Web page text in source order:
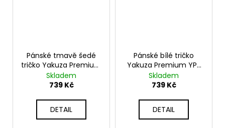
Pánské tmavě šedé
tričko Yakuza Premium
YPS 4010 – No Face No
Case
Skladem
739 Kč
DETAIL
Pánské bílé tričko
Yakuza Premium YPS
4009 – Chop by Chop
Skladem
739 Kč
DETAIL